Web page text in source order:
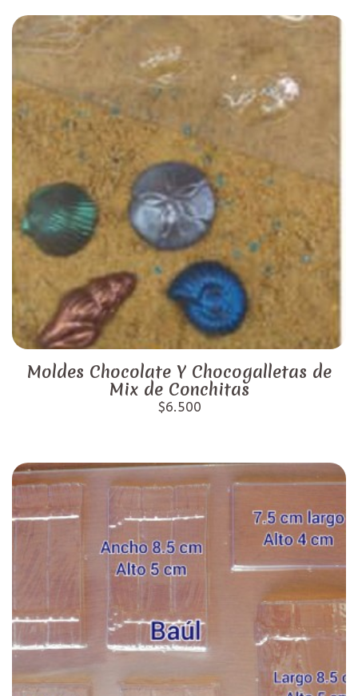
Moldes Chocolate Y Chocogalletas de
Mix de Conchitas
$6.500